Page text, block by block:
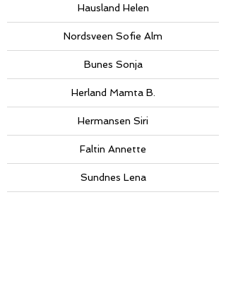
Hausland Helen
Nordsveen Sofie Alm
Bunes Sonja
Herland Mamta B.
Hermansen Siri
Faltin Annette
Sundnes Lena